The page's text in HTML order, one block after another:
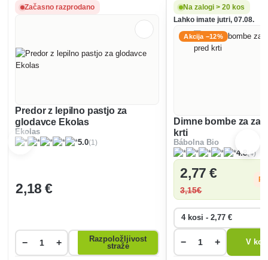
Začasno razprodano
Predor z lepilno pastjo za
glodavce Ekolas
Ekolas
5.0(1)
2,18 €
− +
Razpoložljivost
straže
Na zalogi > 20 kos
Lahko imate jutri, 07.08.
Akcija −12%
Dimne bombe za
krti
Bábolna Bio
4.8(4)
2,77 €
3,15€
− + V